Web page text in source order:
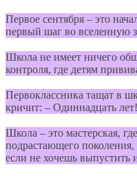
Первое сентября – это
первый шаг во вселенную
Школа не имеет ничего
контроля, где детям
Первоклассника тащат в
кричит: – Одиннадцать
Школа – это мастерская,
подрастающего поколения,
если не хочешь выпустить